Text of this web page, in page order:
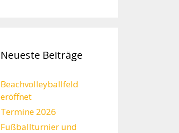
Neueste Beiträge
Beachvolleyballfeld
eröffnet
Termine 2026
Fußballturnier und